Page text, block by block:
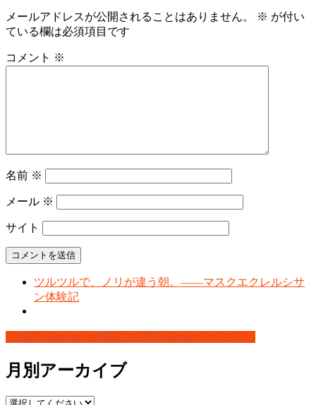
メールアドレスが公開されることはありません。 ※ が付い
ている欄は必須項目です
コメント ※
名前 ※
メール ※
サイト
ツルツルで、ノリが違う朝。――マスクエクレルシサ
ン体験記
お問い合わせ お気軽にお問い合わせください。
月別アーカイブ